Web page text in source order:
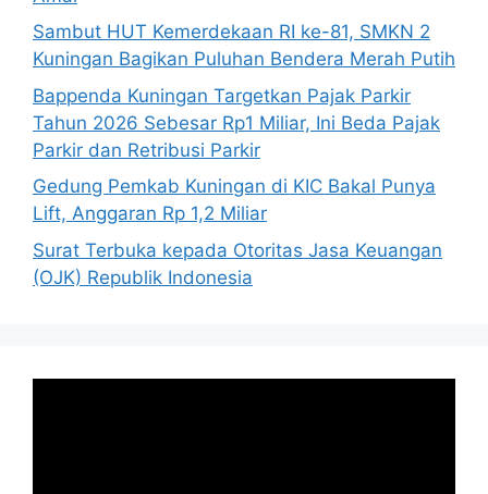
Sambut HUT Kemerdekaan RI ke-81, SMKN 2
Kuningan Bagikan Puluhan Bendera Merah Putih
Bappenda Kuningan Targetkan Pajak Parkir
Tahun 2026 Sebesar Rp1 Miliar, Ini Beda Pajak
Parkir dan Retribusi Parkir
Gedung Pemkab Kuningan di KIC Bakal Punya
Lift, Anggaran Rp 1,2 Miliar
Surat Terbuka kepada Otoritas Jasa Keuangan
(OJK) Republik Indonesia